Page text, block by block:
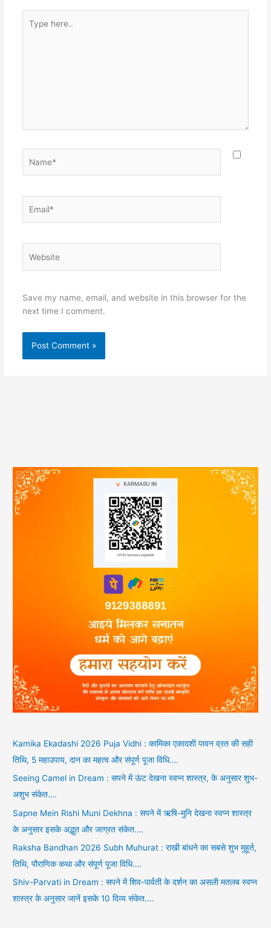
here..
Save my name, email, and website in this browser for the
next time I comment.
Kamika Ekadashi 2026 Puja Vidhi : कामिका एकादशी पावन व्रत की सही
तिथि, 5 महाउपाय, दान का महत्व और संपूर्ण पूजा विधि….
Seeing Camel in Dream : सपने में ऊंट देखना स्वप्न शास्त्र, के अनुसार शुभ-
अशुभ संकेत….
Sapne Mein Rishi Muni Dekhna : सपने में ऋषि-मुनि देखना स्वप्न शास्त्र
के अनुसार इसके अद्भुत और जाग्रत संकेत….
Raksha Bandhan 2026 Subh Muhurat : राखी बांधने का सबसे शुभ मुहूर्त,
तिथि, पौराणिक कथा और संपूर्ण पूजा विधि….
Shiv-Parvati in Dream : सपने में शिव-पार्वती के दर्शन का असली मतलब स्वप्न
शास्त्र के अनुसार जानें इसके 10 दिव्य संकेत….